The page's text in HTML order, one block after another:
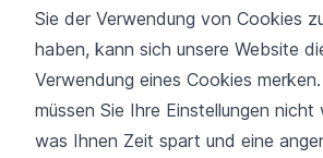
Sie der Verwendung von Cookies
haben, kann sich unsere Website
Verwendung eines Cookies
müssen Sie Ihre Einstellungen nicht
was Ihnen Zeit spart und eine